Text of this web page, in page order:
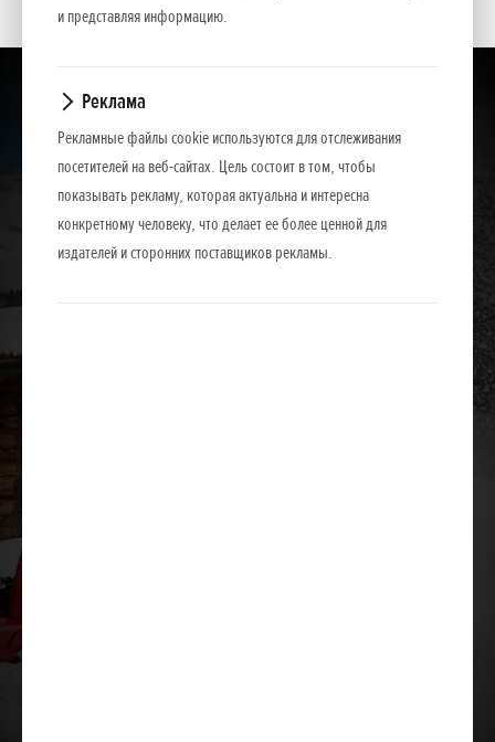
и представляя информацию.
Реклама
Рекламные файлы cookie используются для отслеживания
посетителей на веб-сайтах. Цель состоит в том, чтобы
показывать рекламу, которая актуальна и интересна
конкретному человеку, что делает ее более ценной для
издателей и сторонних поставщиков рекламы.